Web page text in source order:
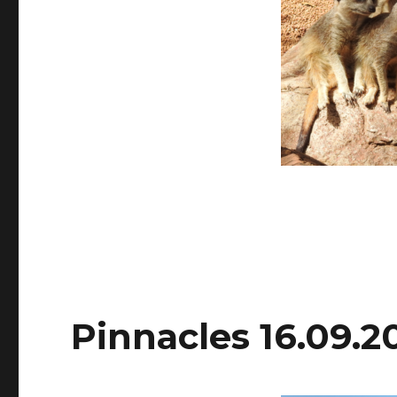
Pinnacles